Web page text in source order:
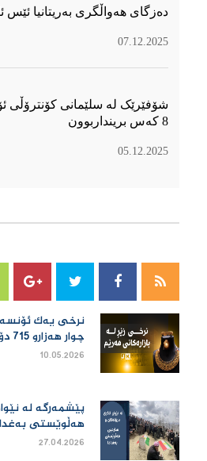
دەزگای هەواڵگری بەریتانیا ئێس
07.12.2025
شۆفێرێک لە سلێمانی کۆنترۆڵی
8 کەس برینداربوون
05.12.2025
نرخی یەك ئۆنسە
چوار هەزارو 715 دۆلار مامەڵەی پێوە دەكرێت.
10.05.2026
پێشمەرگە لە
هەڵوێستی
27.04.2026